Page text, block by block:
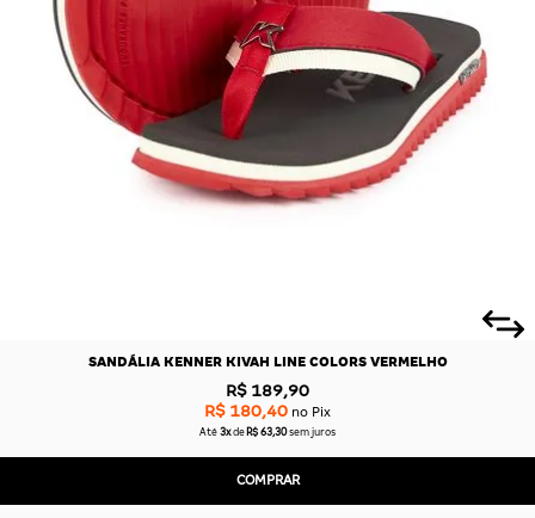
SANDÁLIA KENNER KIVAH LINE COLORS VERMELHO
R$ 189,90
R$ 180,40 no Pix
Até 3x de R$ 63,30sem juros
COMPRAR